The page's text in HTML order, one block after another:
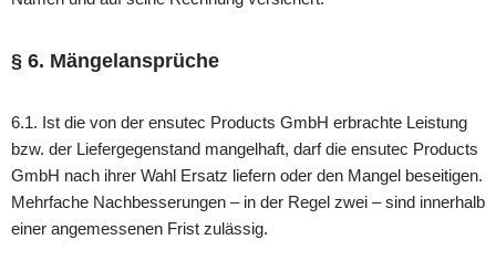
§ 6. Mängelansprüche
6.1. Ist die von der ensutec Products GmbH erbrachte Leistung
bzw. der Liefergegenstand mangelhaft, darf die ensutec Products
GmbH nach ihrer Wahl Ersatz liefern oder den Mangel beseitigen.
Mehrfache Nachbesserungen – in der Regel zwei – sind innerhalb
einer angemessenen Frist zulässig.